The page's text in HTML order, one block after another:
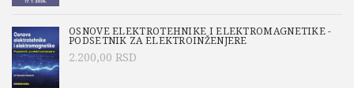
OSNOVE ELEKTROTEHNIKE I ELEKTROMAGNETIKE -
PODSETNIK ZA ELEKTROINŽENJERE
2.200,00 RSD